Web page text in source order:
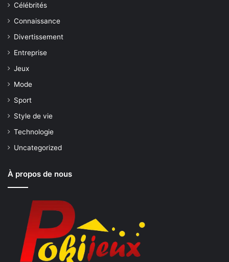
Célébrités
Connaissance
Divertissement
Entreprise
Jeux
Mode
Sport
Style de vie
Technologie
Uncategorized
À propos de nous